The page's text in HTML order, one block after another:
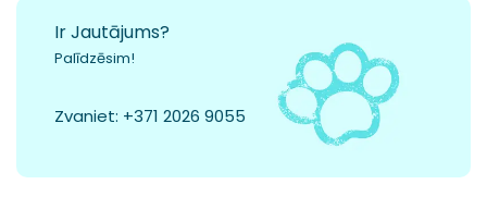
Ir Jautājums?
Palīdzēsim!
Zvaniet: +371 2026 9055